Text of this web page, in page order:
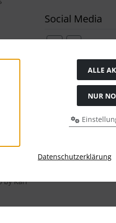
Social Media
by Karl
ALLE
NUR
Datenschutzerklärung